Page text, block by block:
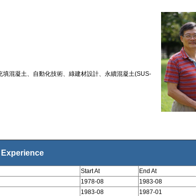
混凝土、自動化技術、綠建材設計、永續混凝土(SUS-
Experience
Start At End At
1978-08 1983-08
1983-08 1987-01